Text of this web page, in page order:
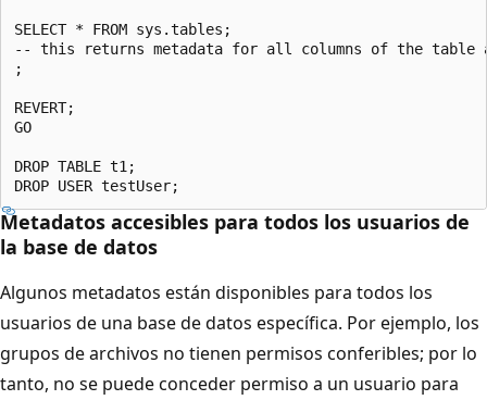
SELECT * FROM sys.tables;
-- this returns metadata for all columns of the
;
REVERT;
GO
DROP TABLE t1;
Metadatos accesibles para todos los usuarios de
la base de datos
Algunos metadatos están disponibles para todos los
usuarios de una base de datos específica. Por ejemplo, los
grupos de archivos no tienen permisos conferibles; por lo
tanto, no se puede conceder permiso a un usuario para